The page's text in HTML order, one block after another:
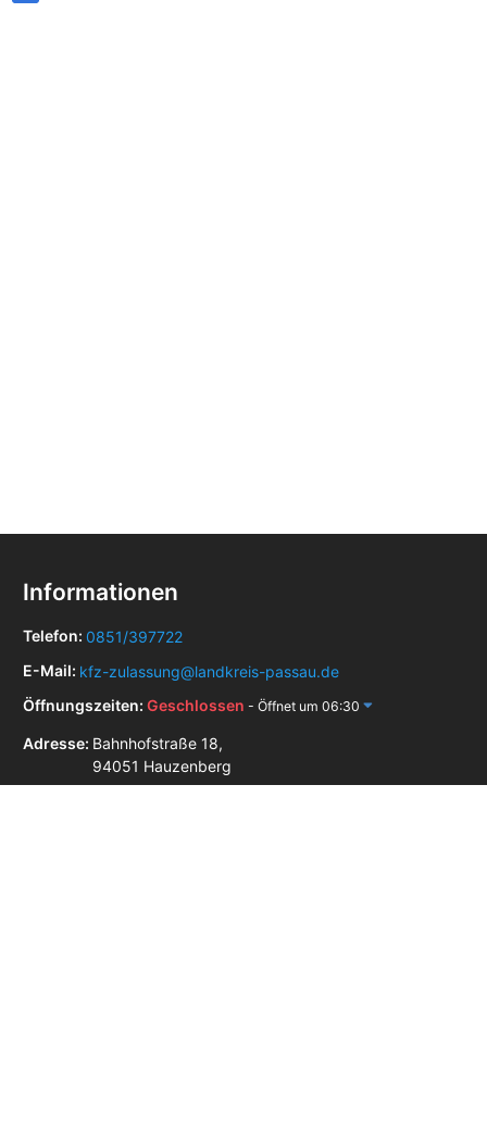
Informationen
Telefon: 0851/397722
E-Mail: kfz-zulassung@landkreis-passau.de
Öffnungszeiten: Geschlossen - Öffnet um 06:30
Adresse: Bahnhofstraße 18,
94051 Hauzenberg